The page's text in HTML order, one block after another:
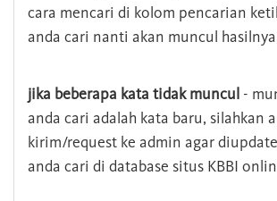
cara mencari di kolom pencarian
anda cari nanti akan muncul
jika beberapa kata tidak muncul -
anda cari adalah kata baru, silahkan
kirim/request ke admin agar
anda cari di database situs KBBI